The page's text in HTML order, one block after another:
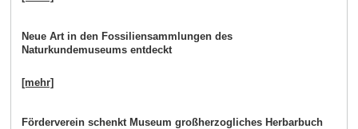
Neue Art in den Fossiliensammlungen des
Naturkundemuseums entdeckt
[mehr]
Förderverein schenkt Museum großherzogliches Herbarbuch